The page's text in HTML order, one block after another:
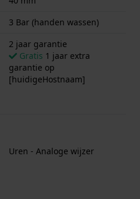
3 Bar (handen wassen)
2 jaar garantie
Gratis 1 jaar extra
garantie op
[huidigeHostnaam]
Uren - Analoge wijzer